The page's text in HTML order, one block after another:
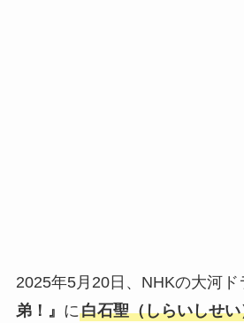
2025年5月20日、NHKの大河ド
弟！』 に白石聖（しらいしせい